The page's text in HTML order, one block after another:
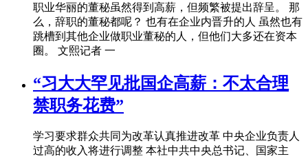
职业华丽的董秘虽然得到高薪，但频繁被提出辞呈。 那
么，辞职的董秘都呢？ 也有在企业内晋升的人 虽然也有
跳槽到其他企业做职业董秘的人，但他们大多还在资本
圈。 文熙记者 一
“习大大罕见批国企高薪：不太合理
禁职务花费”
学习要求群众共同为改革认真推进改革 中央企业负责人
过高的收入将进行调整 本社中共中央总书记、国家主